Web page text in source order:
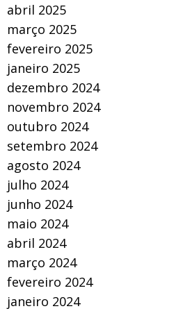
abril 2025
março 2025
fevereiro 2025
janeiro 2025
dezembro 2024
novembro 2024
outubro 2024
setembro 2024
agosto 2024
julho 2024
junho 2024
maio 2024
abril 2024
março 2024
fevereiro 2024
janeiro 2024